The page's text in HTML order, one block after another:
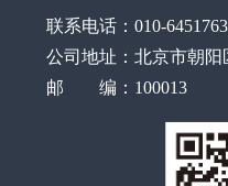
联系电话：010-
公司地址：北京市朝阳
邮 编：100013